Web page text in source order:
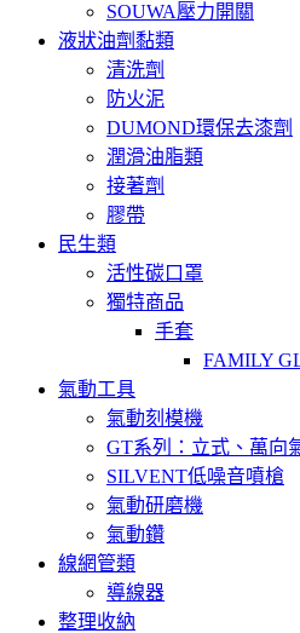
SOUWA壓力開關
液狀油劑黏類
清洗劑
防火泥
DUMOND環保去漆劑
潤滑油脂類
接著劑
膠帶
民生類
活性碳口罩
獨特商品
手套
FAMILY
氣動工具
氣動刻模機
GT系列：立式、萬向
SILVENT低噪音噴槍
氣動研磨機
氣動鑽
線網管類
導線器
整理收納